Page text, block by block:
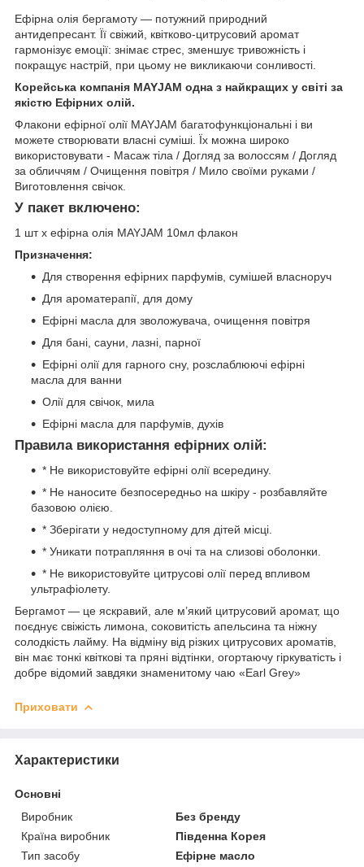
Ефірна олія бергамоту — потужний природний
антидепресант. Її свіжий, квітково-цитрусовий аромат
гармонізує емоції: знімає стрес, зменшує тривожність і
покращує настрій, при цьому не викликаючи сонливості.
Корейська компанія MAYJAM одна з найкращих у світі за
якістю Ефірних олій.
Флакони ефірної олії MAYJAM багатофункціональні і ви
можете створювати власні суміші. Їх можна широко
використовувати - Масаж тіла / Догляд за волоссям / Догляд
за обличчям / Очищення повітря / Мило своїми руками /
Виготовлення свічок.
У пакет включено:
1 шт x ефірна олія MAYJAM 10мл флакон
Призначення:
Для створення ефірних парфумів, сумішей власноруч
Для ароматерапії, для дому
Ефірні масла для зволожувача, очищення повітря
Для бані, сауни, лазні, парної
Ефірні олії для гарного сну, розслаблюючі ефірні
масла для ванни
Олії для свічок, мила
Ефірні масла для парфумів, духів
Правила використання ефірних олій:
* Не використовуйте ефірні олії всередину.
* Не наносите безпосередньо на шкіру - розбавляйте
базовою олією.
* Зберігати у недоступному для дітей місці.
* Уникати потрапляння в очі та на слизові оболонки.
* Не використовуйте цитрусові олії перед впливом
ультрафіолету.
Бергамот — це яскравий, але м’який цитрусовий аромат, що
поєднує свіжість лимона, соковитість апельсина та ніжну
солодкість лайму. На відміну від різких цитрусових ароматів,
він має тонкі квіткові та пряні відтінки, огортаючу гіркуватість і
добре відомий завдяки знаменитому чаю «Earl Grey»
Приховати
Характеристики
Основні
Виробник
Без бренду
Країна виробник
Південна Корея
Тип засобу
Ефірне масло